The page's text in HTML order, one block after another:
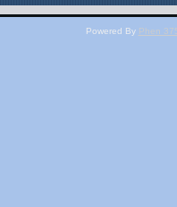
Powered By Phen